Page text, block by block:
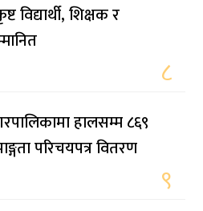
विद्यार्थी, शिक्षक र
८
हालसम्म ८६९
परिचयपत्र वितरण
९